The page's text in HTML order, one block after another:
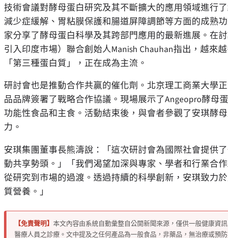
技術會議對酵母蛋白研究及其不斷擴大的應用領域進行
減少症緩解、胃粘膜保護和腸道屏障調節等方面的成熟
家分享了酵母蛋白科學及其跨部門應用的最新進展。在
引入印度市場）聯合創始人Manish Chauhan指出，越來
「第三種蛋白質」
，正在成為主流。
研討會也是推動合作共贏的催化劑。北京理工商業大學
品品牌簽署了戰略合作協議。現場展示了Angeopro酵母
功能性食品和主食。活動結束後，與會者參觀了安琪酵
力。
安琪集團董事長熊濤說：
「這次研討會為國際社會提供
動共享勢頭。 」「我們渴望加深與專家、學者和行業合
從研究到市場的過渡。透過持續的科學創新，安琪致力
質營養。 」
【免責聲明】 本文內容由系統自動彙整自公開新聞來源，僅供一般健康資
醫療人員之診療。文中提及之任何產品為一般食品，非藥品，無治療或預